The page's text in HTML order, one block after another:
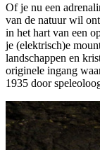
Of je nu een
van de natuur wil
in het hart van een
je (elektrisch)e
landschappen en
originele ingang
1935 door